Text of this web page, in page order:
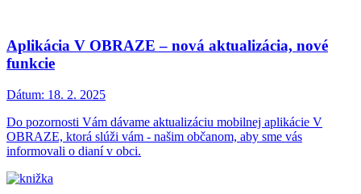
Aplikácia V OBRAZE – nová aktualizácia, nové
funkcie
Dátum: 18. 2. 2025
Do pozornosti Vám dávame aktualizáciu mobilnej aplikácie V
OBRAZE, ktorá slúži vám - našim občanom, aby sme vás
informovali o dianí v obci.